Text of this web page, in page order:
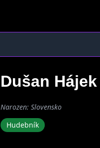
Dušan Hájek
Narozen: Slovensko
Hudebník